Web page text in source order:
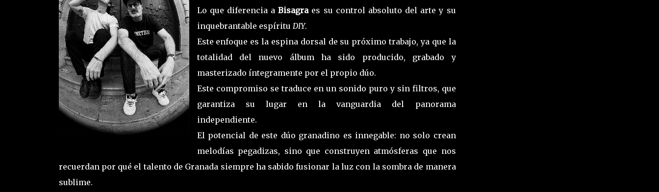
Lo que diferencia aBisagra es su control absoluto del arte y su
inquebrantable espíritu DIY.
Este enfoque es la espina dorsal de su próximo trabajo, ya que la
totalidad del nuevo álbum ha sido producido, grabado y
masterizado íntegramente por el propio dúo.
Este compromiso se traduce en un sonido puro y sin filtros, que
garantiza su lugar en la vanguardia del panorama
independiente.
El potencial de este dúo granadino es innegable: no solo crean
melodías pegadizas, sino que construyen atmósferas que nos
recuerdan por qué el talento de Granada siempre ha sabido fusionar la luz con la sombra de manera
sublime.